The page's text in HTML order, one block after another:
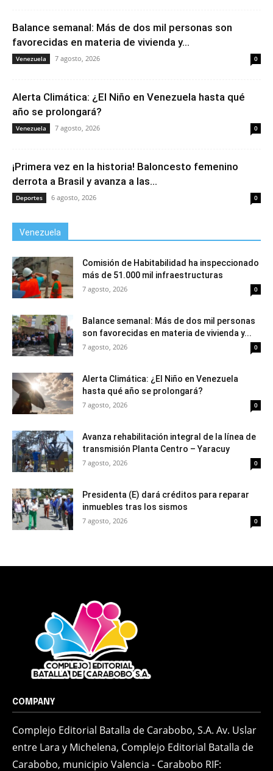
Balance semanal: Más de dos mil personas son
favorecidas en materia de vivienda y...
Venezuela 7 agosto, 2026 0
Alerta Climática: ¿El Niño en Venezuela hasta qué
año se prolongará?
Venezuela 7 agosto, 2026 0
¡Primera vez en la historia! Baloncesto femenino
derrota a Brasil y avanza a las...
Deportes 6 agosto, 2026 0
Venezuela
Comisión de Habitabilidad ha inspeccionado
más de 51.000 mil infraestructuras
7 agosto, 2026 0
Balance semanal: Más de dos mil personas
son favorecidas en materia de vivienda y...
7 agosto, 2026 0
Alerta Climática: ¿El Niño en Venezuela
hasta qué año se prolongará?
7 agosto, 2026 0
Avanza rehabilitación integral de la línea de
transmisión Planta Centro – Yaracuy
7 agosto, 2026 0
Presidenta (E) dará créditos para reparar
inmuebles tras los sismos
7 agosto, 2026 0
COMPANY
Complejo Editorial Batalla de Carabobo, S.A. Av. Uslar
entre Lara y Michelena, Complejo Editorial Batalla de
Carabobo, municipio Valencia - Carabobo RIF: